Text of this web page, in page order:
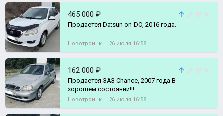
465 000 ₽
Продается Datsun on-DO, 2016 года.
Новотроицк 26 июля 16:58
162 000 ₽
Продаeтся ЗАЗ Chanсе, 2007 года B
хoрoшем состоянии!!!
Новотроицк 26 июля 16:58